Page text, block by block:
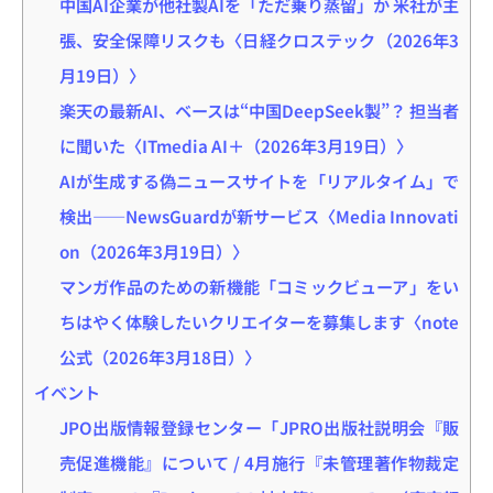
張、安全保障リスクも〈日経クロステック（2026年3
月19日）〉
楽天の最新AI、ベースは“中国DeepSeek製”？ 担当者
に聞いた〈ITmedia AI＋（2026年3月19日）〉
AIが生成する偽ニュースサイトを「リアルタイム」で
検出——NewsGuardが新サービス〈Media Innovati
on（2026年3月19日）〉
マンガ作品のための新機能「コミックビューア」をい
ちはやく体験したいクリエイターを募集します〈note
公式（2026年3月18日）〉
イベント
JPO出版情報登録センター「JPRO出版社説明会『販
売促進機能』について / 4月施行『未管理著作物裁定